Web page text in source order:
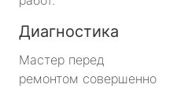
Диагностика
Мастер перед
ремонтом совершенно